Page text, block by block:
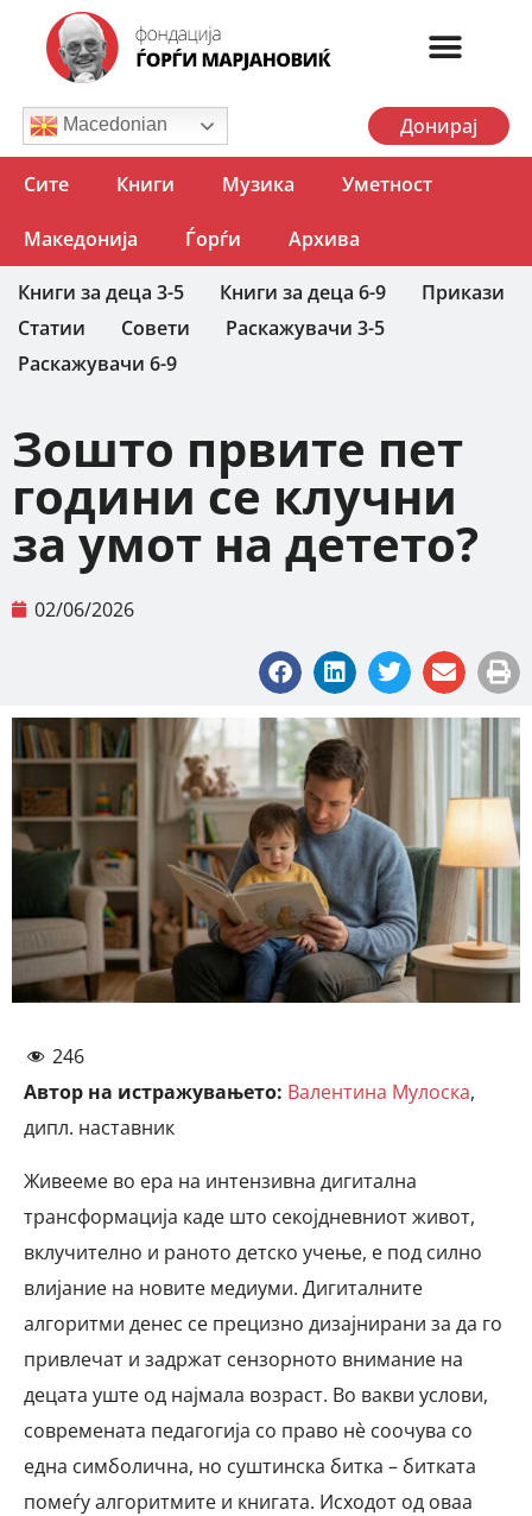
Macedonian Донирај
Сите Книги Музика Уметност
Македонија Ѓорѓи Архива
Книги за деца 3-5 Книги за деца 6-9
Прикази
Статии
Совети
Раскажувачи 3-5
Раскажувачи 6-9
Зошто првите пет
години се клучни
за умот на детето?
02/06/2026
246
Автор на истражувањето: Валентина Мулоска,
дипл. наставник
Живееме во ера на интензивна дигитална
трансформација каде што секојдневниот живот,
вклучително и раното детско учење, е под силно
влијание на новите медиуми. Дигиталните
алгоритми денес се прецизно дизајнирани за да го
привлечат и задржат сензорното внимание на
децата уште од најмала возраст. Во вакви услови,
современата педагогија со право нè соочува со
една симболична, но суштинска битка – битката
помеѓу алгоритмите и книгата. Исходот од оваа